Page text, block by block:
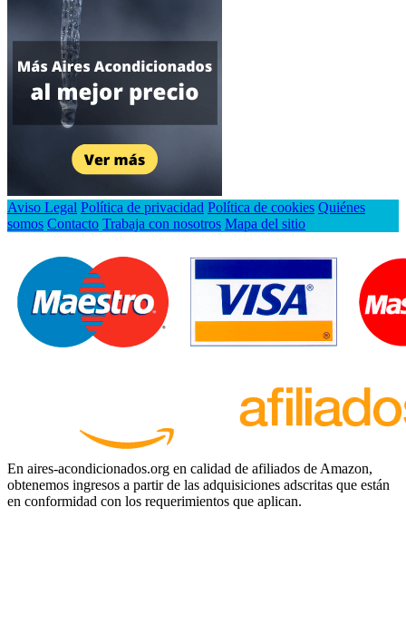
Aviso Legal Política de privacidad Política de cookies Quiénes
somos Contacto Trabaja con nosotros Mapa del sitio
En aires-acondicionados.org en calidad de afiliados de Amazon,
obtenemos ingresos a partir de las adquisiciones adscritas que están
en conformidad con los requerimientos que aplican.